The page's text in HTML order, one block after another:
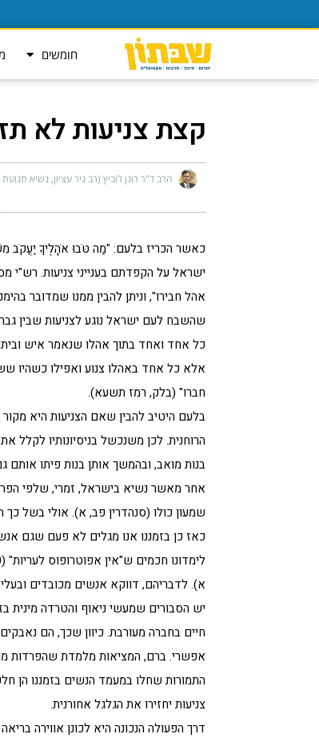
חומשים
קצת צניעות לא
הרב ד"ר רונן לוביץ (רב ניר עציון, נשיא
כאשר הכריז בלעם: "מַה טֹּבוּ אֹהָלֶיךָ יַעֲקֹב
ישראל על הקפדתם בענייני צניעות. רש"י
אהל חבירו", וניתן להבין ממנו שמדובר
שהשבח לעם ישראל נוגע לצניעות שבין
כל אחד ואחד בתוך אהלו שנאמר איש
אלא כל אחד באהלו צנוע ואפילו כשהיו
חברו" (בלק, רמז תשעא).
בלעם היטיב להבין שאם הצניעות היא
הרוחנית. לכן משנכשל בניסיונותיו
בנות מואב, ובהמשך אותן בנות פיתו
אחר מאשר נשיא בישראל, זמרי, שלפי
שמעון כולו (סנהדרין פב, א). אולי בשל
כאז כן בזמננו אנו מגלים לא פעם שגם
לימדונו חכמים ש"אין אפוטרופוס לעריות"
א). לדבריהם, דווקא אנשים מכובדים
יש הסבורים שמעשי ניאוף והטרדה מינית
חיים בחברה מעורבת. כיוון שכך, הם
אפשרי. ברם, המציאות מלמדת שהפרדות
התמורות שחלו במעמד הנשים בזמננו הן
צניעות יחזירו את הגלגל אחורנית.
דרך הפעולה הנכונה היא לכונן אווירה